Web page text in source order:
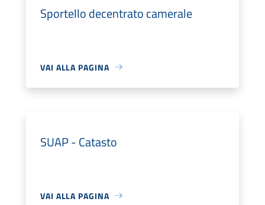
Sportello decentrato camerale
VAI ALLA PAGINA
SUAP - Catasto
VAI ALLA PAGINA